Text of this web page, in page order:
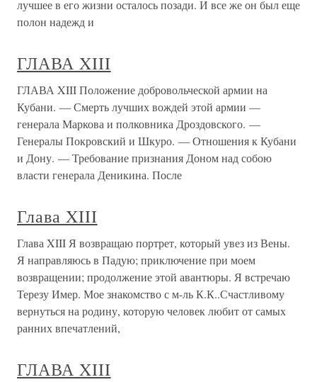
лучшее в его жизни осталось позади. И все же он был еще
полон надежд и
ГЛАВА XIII
ГЛАВА XIII Положение добровольческой армии на
Кубани. — Смерть лучших вождей этой армии —
генерала Маркова и полковника Дроздовского. —
Генералы Покровский и Шкуро. — Отношения к Кубани
и Дону. — Требование признания Доном над собою
власти генерала Деникина. После
Глава XIII
Глава XIII Я возвращаю портрет, который увез из Вены.
Я направляюсь в Падую; приключение при моем
возвращении; продолжение этой авантюры. Я встречаю
Терезу Имер. Мое знакомство с м-ль К.К..Счастливому
вернуться на родину, которую человек любит от самых
ранних впечатлений,
ГЛАВА XIII